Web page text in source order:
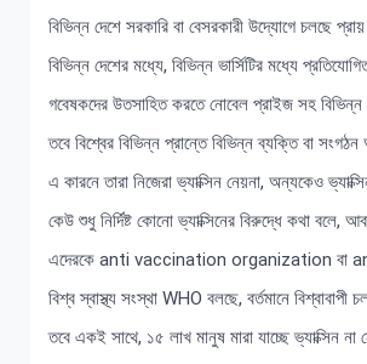
বিভিন্ন দেশে সরকারি বা বেসরকারী উদ্যোগে চলছে
বিভিন্ন দেশের মধ্যে, বিভিন্ন ভার্সিটির মধ্যে
গবেষকদের উতসাহিত করতে নোবেল প্রাইজ সহ
তবে বিশ্বের বিভিন্ন প্রান্তে বিভিন্ন ব্যক্তি বা
এ কারনে তারা নিজেরা ভ্যাক্সিন নেয়না, অন্যকেও
কেউ শুধু নির্দিষ্ট কোনো ভ্যাক্সিনের বিরুদ্ধে কথা বলে,
এদেরকে anti vaccination organization বা
বিশ্ব স্বাস্থ্য সংস্থা WHO বলছে, বর্তমানে
তবে একই সাথে, ১৫ লাখ মানুষ মারা যাচ্ছে ভ্যাক্সিন না